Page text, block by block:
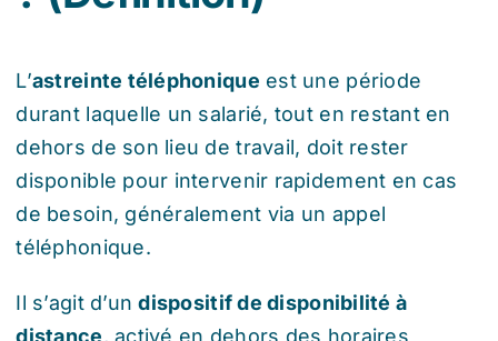
L’astreinte téléphonique est une période
durant laquelle un salarié, tout en restant en
dehors de son lieu de travail, doit rester
disponible pour intervenir rapidement en cas
de besoin, généralement via un appel
téléphonique.
Il s’agit d’undispositif de disponibilité à
distance, activé en dehors des horaires